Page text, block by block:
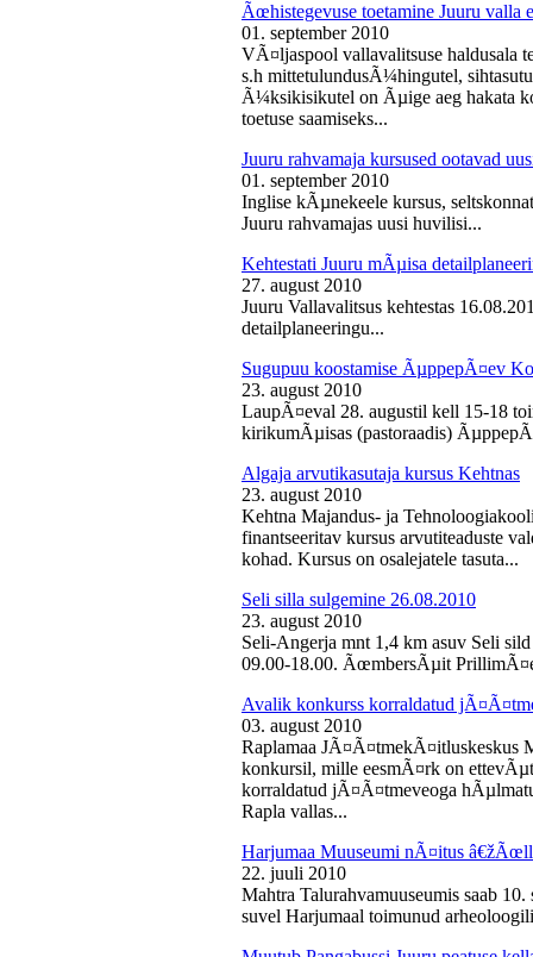
Ãœhistegevuse toetamine Juuru valla
01. september 2010
VÃ¤ljaspool vallavalitsuse haldusala
s.h mittetulundusÃ¼hingutel,
Ã¼ksikisikutel on Ãµige aeg hakata
toetuse saamiseks...
Juuru rahvamaja kursused ootavad
01. september 2010
Inglise kÃµnekeele kursus,
Juuru rahvamajas uusi huvilisi...
Kehtestati Juuru mÃµisa
27. august 2010
Juuru Vallavalitsus kehtestas
detailplaneeringu...
Sugupuu koostamise ÃµppepÃ¤ev
23. august 2010
LaupÃ¤eval 28. augustil kell 15-18
kirikumÃµisas (pastoraadis)
Algaja arvutikasutaja kursus Kehtnas
23. august 2010
Kehtna Majandus- ja
finantseeritav kursus arvutiteaduste
kohad. Kursus on osalejatele tasuta...
Seli silla sulgemine 26.08.2010
23. august 2010
Seli-Angerja mnt 1,4 km asuv Seli
09.00-18.00. ÃœmbersÃµit
Avalik konkurss korraldatud
03. august 2010
Raplamaa JÃ¤Ã¤tmekÃ¤itluskeskus
konkursil, mille eesmÃ¤rk on
korraldatud jÃ¤Ã¤tmeveoga
Rapla vallas...
Harjumaa Muuseumi nÃ¤itus
22. juuli 2010
Mahtra Talurahvamuuseumis saab
suvel Harjumaal toimunud